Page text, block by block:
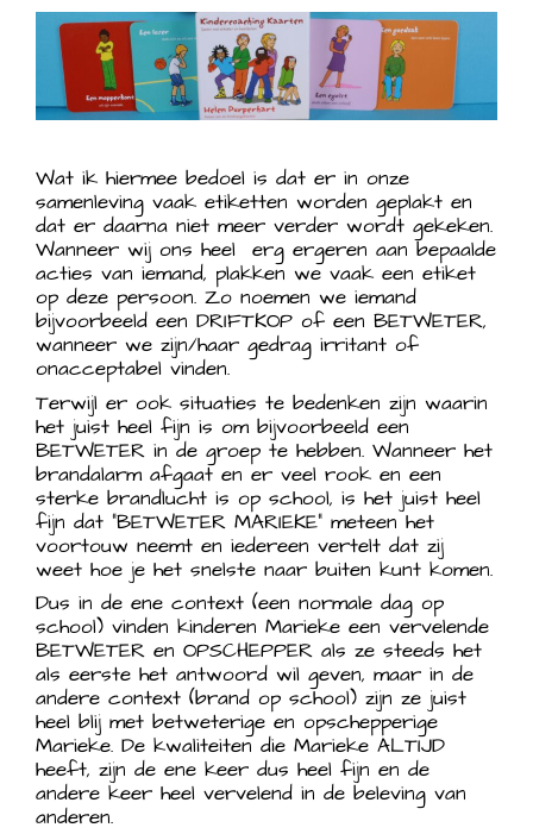
Wat ik hiermee bedoel is dat er in onze
samenleving vaak etiketten worden geplakt en
dat er daarna niet meer verder wordt gekeken.
Wanneer wij ons heel erg ergeren aan bepaalde
acties van iemand, plakken we vaak een etiket
op deze persoon. Zo noemen we iemand
bijvoorbeeld een DRIFTKOP of een BETWETER,
wanneer we zijn/haar gedrag irritant of
onacceptabel vinden.
Terwijl er ook situaties te bedenken zijn waarin
het juist heel fijn is om bijvoorbeeld een
BETWETER in de groep te hebben. Wanneer het
brandalarm afgaat en er veel rook en een
sterke brandlucht is op school, is het juist heel
fijn dat “BETWETER MARIEKE” meteen het
voortouw neemt en iedereen vertelt dat zij
weet hoe je het snelste naar buiten kunt komen.
Dus in de ene context (een normale dag op
school) vinden kinderen Marieke een vervelende
BETWETER en OPSCHEPPER als ze steeds het
als eerste het antwoord wil geven, maar in de
andere context (brand op school) zijn ze juist
heel blij met betweterige en opschepperige
Marieke. De kwaliteiten die Marieke ALTIJD
heeft, zijn de ene keer dus heel fijn en de
andere keer heel vervelend in de beleving van
anderen.